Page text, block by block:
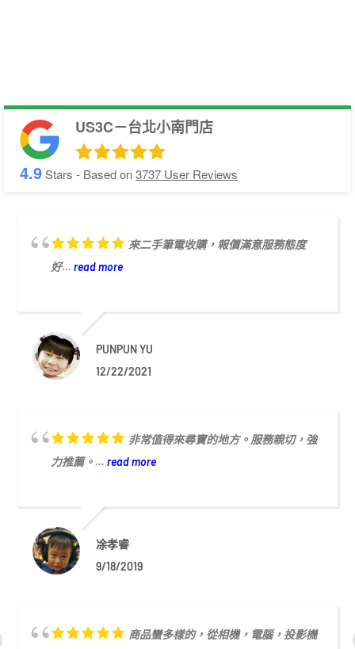
US3C－台北小南門店
4.9Stars - Based on3737 User Reviews
來二手筆電收購，報價滿意服務態度
好... read more
PUNPUN YU
12/22/2021
非常值得來尋寶的地方。服務親切，強
力推薦。... read more
凃孝睿
9/18/2019
商品蠻多樣的，從相機，電腦，投影機